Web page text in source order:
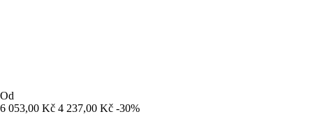
Od
6 053,00 Kč 4 237,00 Kč -30%